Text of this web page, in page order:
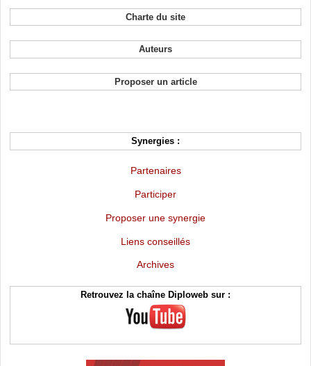
Charte du site
Auteurs
Proposer un article
Synergies :
Partenaires
Participer
Proposer une synergie
Liens conseillés
Archives
Retrouvez la chaîne Diploweb sur :